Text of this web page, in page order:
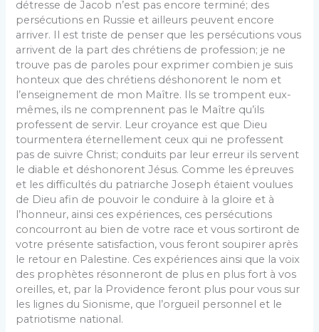
détresse de Jacob n’est pas encore terminé; des
persécutions en Russie et ailleurs peuvent encore
arriver. Il est triste de penser que les persécutions vous
arrivent de la part des chrétiens de profession; je ne
trouve pas de paroles pour exprimer com­bien je suis
honteux que des chrétiens déshonorent le nom et
l’enseignement de mon Maître. Ils se trompent eux-
mêmes, ils ne comprennent pas le Maître qu’ils
professent de servir. Leur croyance est que Dieu
tourmentera éternellement ceux qui ne professent
pas de suivre Christ; conduits par leur erreur ils servent
le diable et déshonorent Jésus. Comme les épreuves
et les difficultés du patriarche Joseph étaient voulues
de Dieu afin de pouvoir le conduire à la gloire et à
l’honneur, ainsi ces expériences, ces persécutions
concour­ront au bien de votre race et vous sortiront de
votre présente satisfaction, vous feront soupirer après
le retour en Palestine. Ces expériences ainsi que la voix
des prophètes résonneront de plus en plus fort à vos
oreilles, et, par la Providence feront plus pour vous sur
les lignes du Sionisme, que l’orgueil per­sonnel et le
patriotisme national.